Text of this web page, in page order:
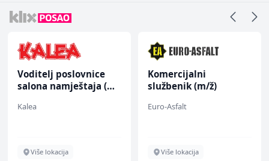
Voditelj poslovnice
salona namještaja (m/
Kalea
Više lokacija
Komercijalni
službenik (m/ž)
Euro-Asfalt
Više lokacija